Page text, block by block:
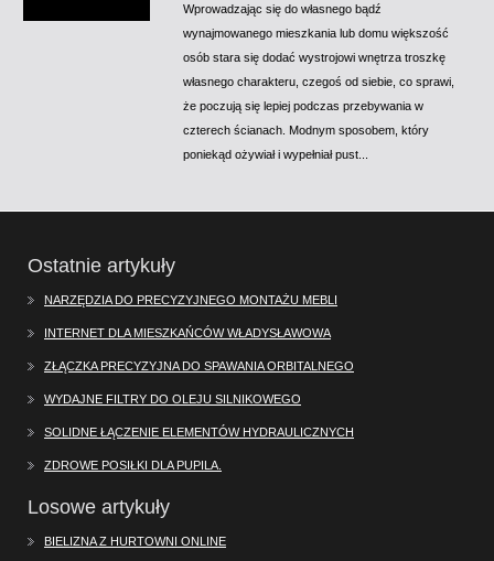
Wprowadzając się do własnego bądź
wynajmowanego mieszkania lub domu większość
osób stara się dodać wystrojowi wnętrza troszkę
własnego charakteru, czegoś od siebie, co sprawi,
że poczują się lepiej podczas przebywania w
czterech ścianach. Modnym sposobem, który
poniekąd ożywiał i wypełniał pust...
Ostatnie artykuły
NARZĘDZIA DO PRECYZYJNEGO MONTAŻU MEBLI
INTERNET DLA MIESZKAŃCÓW WŁADYSŁAWOWA
ZŁĄCZKA PRECYZYJNA DO SPAWANIA ORBITALNEGO
WYDAJNE FILTRY DO OLEJU SILNIKOWEGO
SOLIDNE ŁĄCZENIE ELEMENTÓW HYDRAULICZNYCH
ZDROWE POSIŁKI DLA PUPILA.
Losowe artykuły
BIELIZNA Z HURTOWNI ONLINE